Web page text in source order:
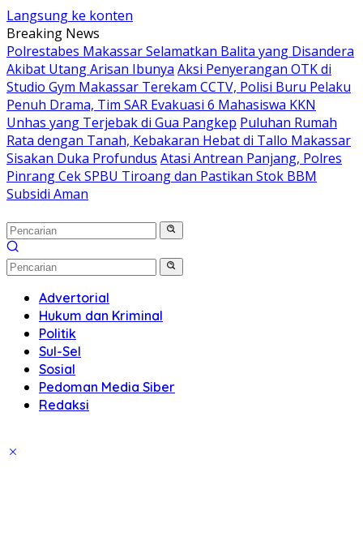
Langsung ke konten
Breaking News
Polrestabes Makassar Selamatkan Balita yang Disandera
Akibat Utang Arisan Ibunya Aksi Penyerangan OTK di
Studio Gym Makassar Terekam CCTV, Polisi Buru Pelaku
Penuh Drama, Tim SAR Evakuasi 6 Mahasiswa KKN
Unhas yang Terjebak di Gua Pangkep Puluhan Rumah
Rata dengan Tanah, Kebakaran Hebat di Tallo Makassar
Sisakan Duka Profundus Atasi Antrean Panjang, Polres
Pinrang Cek SPBU Tiroang dan Pastikan Stok BBM
Subsidi Aman
Advertorial
Hukum dan Kriminal
Politik
Sul-Sel
Sosial
Pedoman Media Siber
Redaksi